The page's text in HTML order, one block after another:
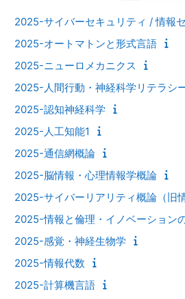
2025-サイバーセキュリティ / 情報
2025-オートマトンと形式言語
2025-ニューロメカニクス
2025-人間行動・神経科学リテラシ
2025-認知神経科学
2025-人工知能1
2025-通信網概論
2025-脳情報・心理情報学概論
2025-サイバーリアリティ概論（旧
2025-情報と倫理・イノベーション
2025-感覚・神経生物学
2025-情報代数
2025-計算機言語